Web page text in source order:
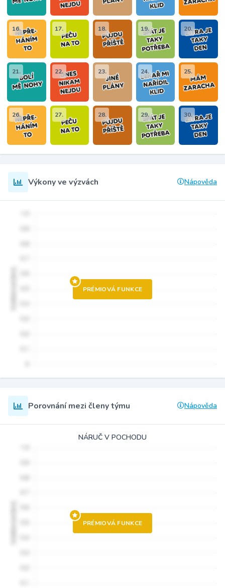
16. 17. 18. 19. 20.
21. 22. 23. 24. 25.
26. 27. 28. 29. 30.
Výkony ve výzvách Nápověda
PRÉMIOVÁ FUNKCE
Porovnání mezi členy týmu Nápověda
NÁRUČ V POCHODU
PRÉMIOVÁ FUNKCE